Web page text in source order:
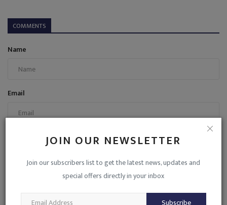
JOIN OUR NEWSLETTER
Join our subscribers list to get the latest news, updates and
special offers directly in your inbox
COMMENTS
Name
Email